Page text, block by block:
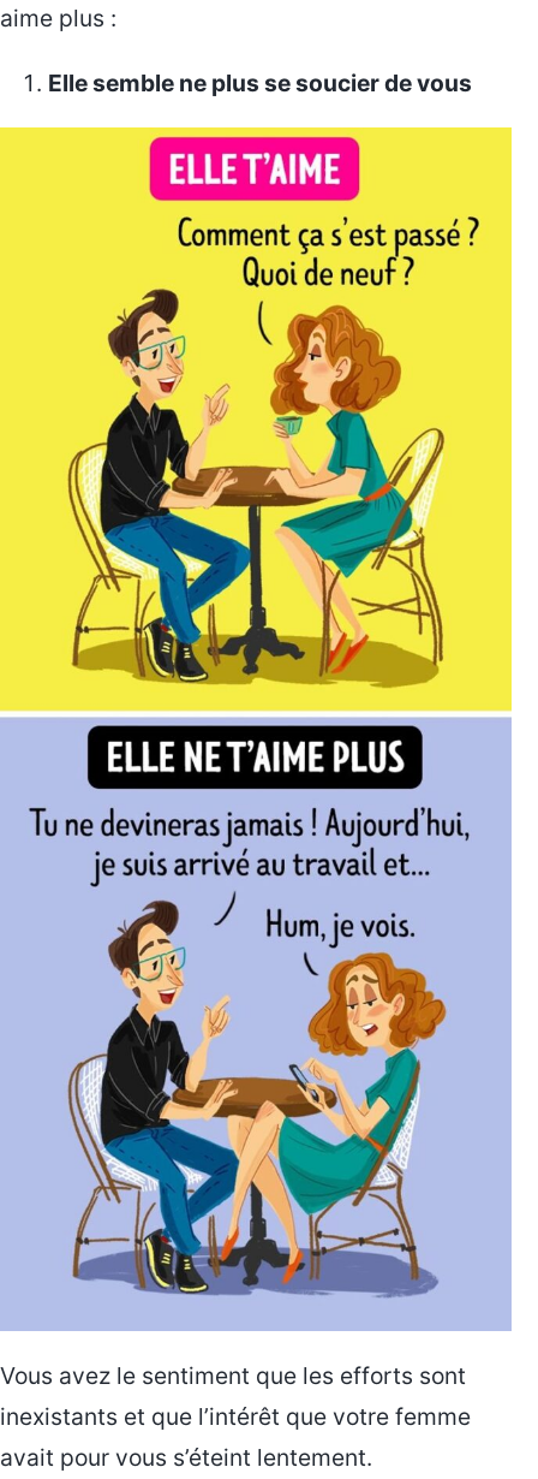
aime plus :
Elle semble ne plus se soucier de vous
Vous avez le sentiment que les efforts sont
inexistants et que l’intérêt que votre femme
avait pour vous s’éteint lentement.